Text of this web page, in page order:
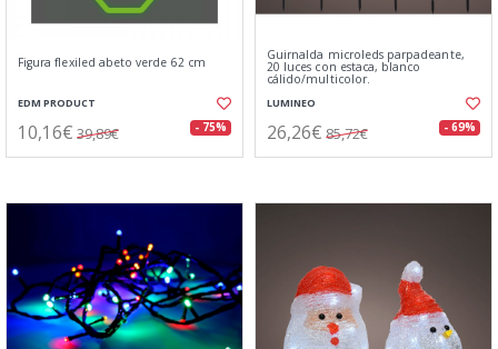
Figura flexiled abeto verde 62 cm
EDM PRODUCT
10,16€ 39,89€ - 75%
Guirnalda microleds parpadeante,
20 luces con estaca, blanco
cálido/multicolor.
LUMINEO
26,26€ 85,72€ - 69%